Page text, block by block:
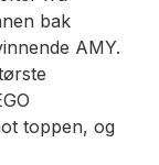
bak
AMY.
toppen, og